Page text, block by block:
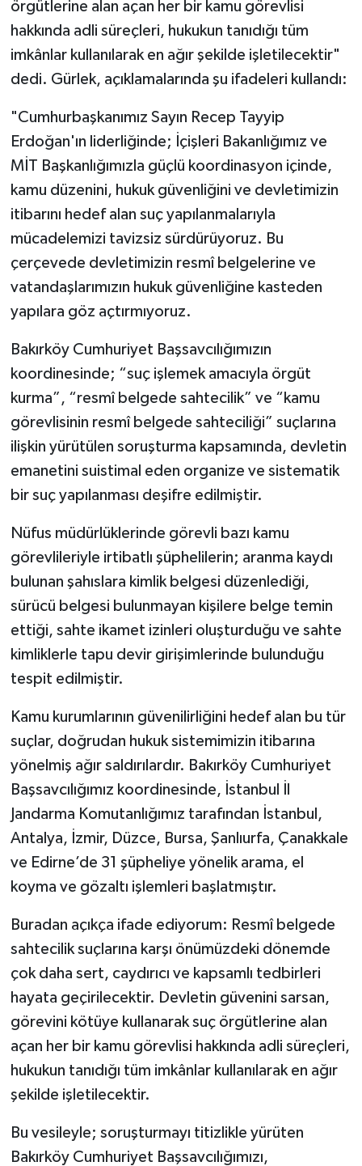
örgütlerine alan açan her bir kamu görevlisi
hakkında adli süreçleri, hukukun tanıdığı tüm
imkânlar kullanılarak en ağır şekilde işletilecektir"
dedi. Gürlek, açıklamalarında şu ifadeleri kullandı:
"Cumhurbaşkanımız Sayın Recep Tayyip
Erdoğan'ın liderliğinde; İçişleri Bakanlığımız ve
MİT Başkanlığımızla güçlü koordinasyon içinde,
kamu düzenini, hukuk güvenliğini ve devletimizin
itibarını hedef alan suç yapılanmalarıyla
mücadelemizi tavizsiz sürdürüyoruz. Bu
çerçevede devletimizin resmî belgelerine ve
vatandaşlarımızın hukuk güvenliğine kasteden
yapılara göz açtırmıyoruz.
Bakırköy Cumhuriyet Başsavcılığımızın
koordinesinde; “suç işlemek amacıyla örgüt
kurma”, “resmî belgede sahtecilik” ve “kamu
görevlisinin resmî belgede sahteciliği” suçlarına
ilişkin yürütülen soruşturma kapsamında, devletin
emanetini suistimal eden organize ve sistematik
bir suç yapılanması deşifre edilmiştir.
Nüfus müdürlüklerinde görevli bazı kamu
görevlileriyle irtibatlı şüphelilerin; aranma kaydı
bulunan şahıslara kimlik belgesi düzenlediği,
sürücü belgesi bulunmayan kişilere belge temin
ettiği, sahte ikamet izinleri oluşturduğu ve sahte
kimliklerle tapu devir girişimlerinde bulunduğu
tespit edilmiştir.
Kamu kurumlarının güvenilirliğini hedef alan bu tür
suçlar, doğrudan hukuk sistemimizin itibarına
yönelmiş ağır saldırılardır. Bakırköy Cumhuriyet
Başsavcılığımız koordinesinde, İstanbul İl
Jandarma Komutanlığımız tarafından İstanbul,
Antalya, İzmir, Düzce, Bursa, Şanlıurfa, Çanakkale
ve Edirne’de 31 şüpheliye yönelik arama, el
koyma ve gözaltı işlemleri başlatmıştır.
Buradan açıkça ifade ediyorum: Resmî belgede
sahtecilik suçlarına karşı önümüzdeki dönemde
çok daha sert, caydırıcı ve kapsamlı tedbirleri
hayata geçirilecektir. Devletin güvenini sarsan,
görevini kötüye kullanarak suç örgütlerine alan
açan her bir kamu görevlisi hakkında adli süreçleri,
hukukun tanıdığı tüm imkânlar kullanılarak en ağır
şekilde işletilecektir.
Bu vesileyle; soruşturmayı titizlikle yürüten
Bakırköy Cumhuriyet Başsavcılığımızı,